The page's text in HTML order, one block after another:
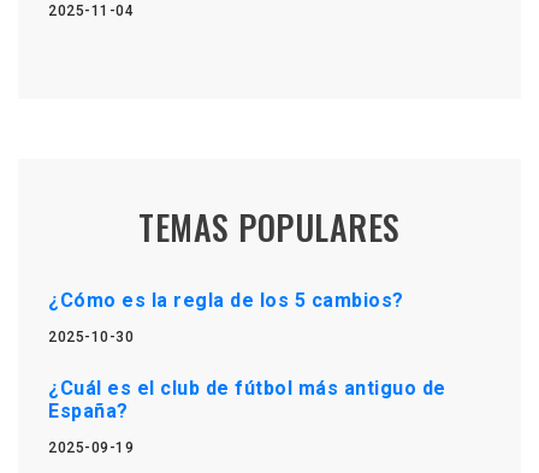
2025-11-04
TEMAS POPULARES
¿Cómo es la regla de los 5 cambios?
2025-10-30
¿Cuál es el club de fútbol más antiguo de
España?
2025-09-19